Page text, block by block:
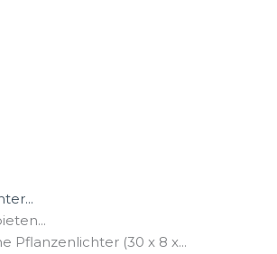
Pflanzenlichter (30 x 8 x...